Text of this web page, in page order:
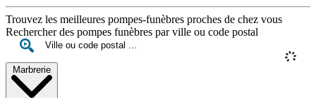
Trouvez les meilleures pompes-funèbres proches de chez vous
Rechercher des pompes funèbres par ville ou code postal
Marbrerie